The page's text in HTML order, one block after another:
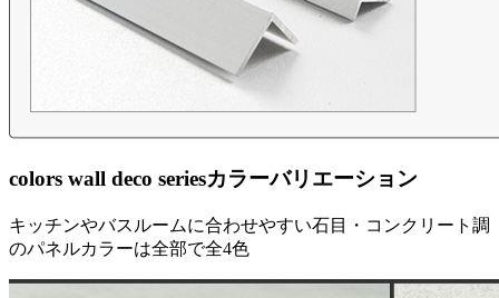
colors wall deco seriesカラーバリエーション
キッチンやバスルームに合わせやすい石目・コンクリート調
のパネルカラーは全部で全4色